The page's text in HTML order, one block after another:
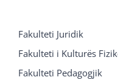
Fakulteti Juridik
Fakulteti i Kulturës
Fakulteti Pedagogjik